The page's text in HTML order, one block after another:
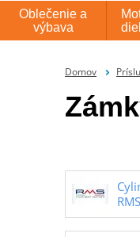
Oblečenie a
výbava
Domov
RMS